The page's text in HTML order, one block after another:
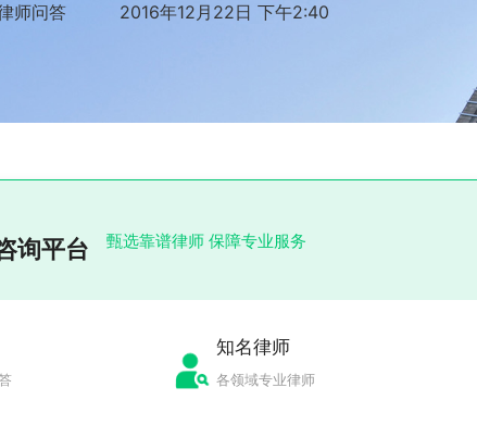
师问答 2016年12月22日 下午2:40
询平台 甄选靠谱律师 保障专业服务
知名律师
各领域专业律师